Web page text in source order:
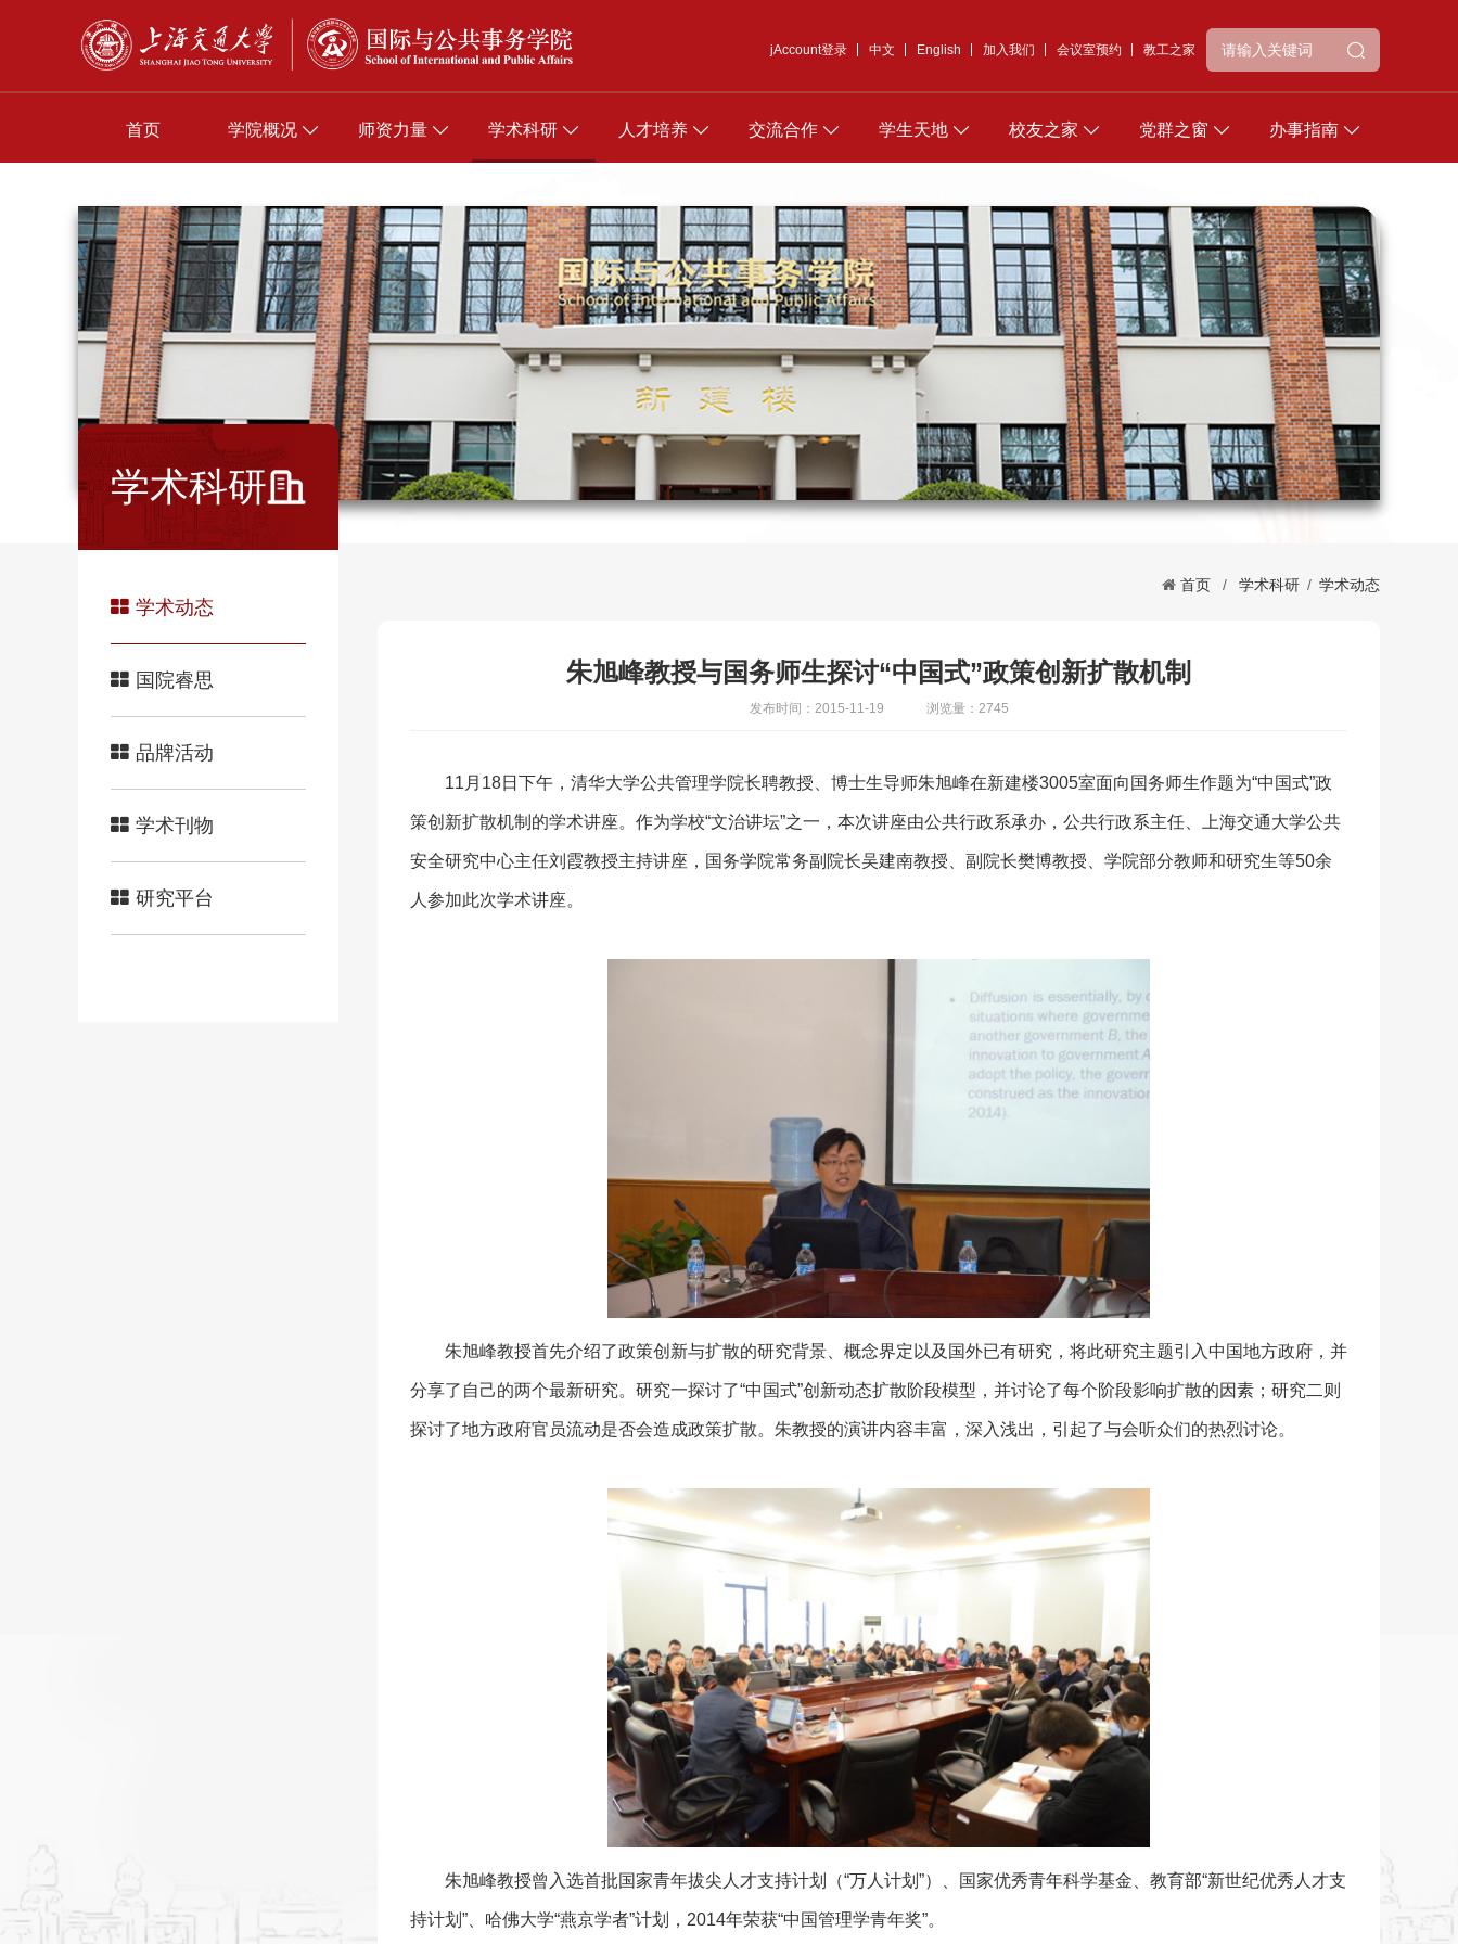
jAccount登录 中文 English 加入我们 会议室预约 教工之家
首页 学院概况 师资力量 学术科研 人才培养 交流合作 学生天地 校友之家 党群之窗 办事指南
学术科研
学术动态
国院睿思
品牌活动
学术刊物
研究平台
首页 / 学术科研 / 学术动态
朱旭峰教授与国务师生探讨“中国式”政策创新扩散机制
发布时间：2015-11-19 浏览量：2745
11月18日下午，清华大学公共管理学院长聘教授、博士生导师朱旭峰在新建楼3005室面向国务师生作题为“中国式”政
策创新扩散机制的学术讲座。作为学校“文治讲坛”之一，本次讲座由公共行政系承办，公共行政系主任、上海交通大学公共
安全研究中心主任刘霞教授主持讲座，国务学院常务副院长吴建南教授、副院长樊博教授、学院部分教师和研究生等50余
人参加此次学术讲座。
朱旭峰教授首先介绍了政策创新与扩散的研究背景、概念界定以及国外已有研究，将此研究主题引入中国地方政府，并
分享了自己的两个最新研究。研究一探讨了“中国式”创新动态扩散阶段模型，并讨论了每个阶段影响扩散的因素；研究二则
探讨了地方政府官员流动是否会造成政策扩散。朱教授的演讲内容丰富，深入浅出，引起了与会听众们的热烈讨论。
朱旭峰教授曾入选首批国家青年拔尖人才支持计划（“万人计划”）、国家优秀青年科学基金、教育部“新世纪优秀人才支
持计划”、哈佛大学“燕京学者”计划，2014年荣获“中国管理学青年奖”。